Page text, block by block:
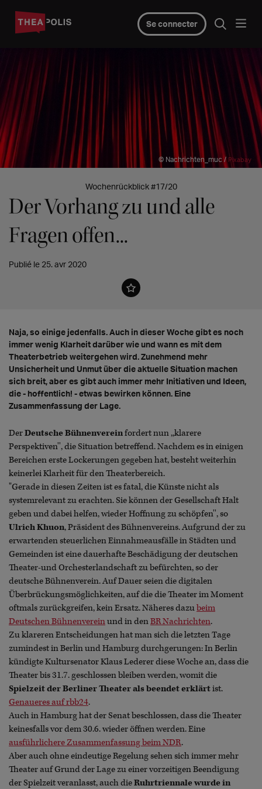
Se connecter
© Nachrichten_muc /Pixabay
Wochenrückblick #17/20
Der Vorhang zu und alle
Fragen offen...
Publié le 25. avr 2020
Naja, so einige jedenfalls. Auch in dieser Woche gibt es noch
immer wenig Klarheit darüber wie und wann es mit dem
Theaterbetrieb weitergehen wird. Zunehmend mehr
Unsicherheit und Unmut über die aktuelle Situation machen
sich breit, aber es gibt auch immer mehr Initiativen und Ideen,
die - hoffentlich! - etwas bewirken können. Eine
Zusammenfassung der Lage.
DerDeutsche Bühnenvereinfordert nun ,,klarere
Perspektiven'', die Situation betreffend. Nachdem es in einigen
Bereichen erste Lockerungen gegeben hat, besteht weiterhin
keinerlei Klarheit für den Theaterbereich.
"Gerade in diesen Zeiten ist es fatal, die Künste nicht als
systemrelevant zu erachten. Sie können der Gesellschaft Halt
geben und dabei helfen, wieder Hoffnung zu schöpfen'', so
Ulrich Khuon, Präsident des Bühnenvereins. Aufgrund der zu
erwartenden steuerlichen Einnahmeausfälle in Städten und
Gemeinden ist eine dauerhafte Beschädigung der deutschen
Theater-und Orchesterlandschaft zu befürchten, so der
deutsche Bühnenverein. Auf Dauer seien die digitalen
Überbrückungsmöglichkeiten, auf die die Theater im Moment
oftmals zurückgreifen, kein Ersatz. Näheres dazubeim
Deutschen Bühnenvereinund in denBR Nachrichten.
Zu klareren Entscheidungen hat man sich die letzten Tage
zumindest in Berlin und Hamburg durchgerungen: In Berlin
kündigte Kultursenator Klaus Lederer diese Woche an, dass die
Theater bis 31.7. geschlossen bleiben werden, womit die
Spielzeit der Berliner Theater als beendet erklärtist.
Genaueres auf rbb24.
Auch in Hamburg hat der Senat beschlossen, dass die Theater
keinesfalls vor dem 30.6. wieder öffnen werden. Eine
ausführlichere Zusammenfassung beim NDR.
Aber auch ohne eindeutige Regelung sehen sich immer mehr
Theater auf Grund der Lage zu einer vorzeitigen Beendigung
der Spielzeit veranlasst, auch dieRuhrtriennale wurde in